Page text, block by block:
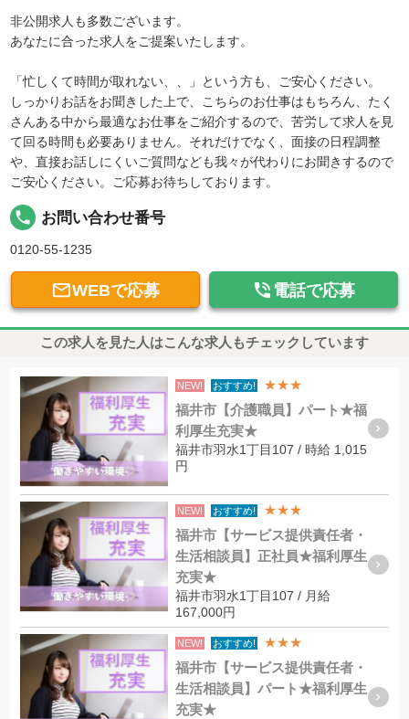
非公開求人も多数ございます。
あなたに合った求人をご提案いたします。
「忙しくて時間が取れない、、」という方も、ご安心ください。
しっかりお話をお聞きした上で、こちらのお仕事はもちろん、たく
さんある中から最適なお仕事をご紹介するので、苦労して求人を見
て回る時間も必要ありません。それだけでなく、面接の日程調整
や、直接お話しにくいご質問なども我々が代わりにお聞きするので
ご安心ください。ご応募お待ちしております。
local_phone お問い合わせ番号
0120-55-1235
WEBで応募  電話で応募
この求人を見た人はこんな求人もチェックしています
NEW! おすすめ! ★★★
福井市【介護職員】パート★福
利厚生充実★
福井市羽水1丁目107 / 時給 1,015
円
NEW! おすすめ! ★★★
福井市【サービス提供責任者・
生活相談員】正社員★福利厚生
充実★
福井市羽水1丁目107 / 月給
167,000円
NEW! おすすめ! ★★★
福井市【サービス提供責任者・
生活相談員】パート★福利厚生
充実★